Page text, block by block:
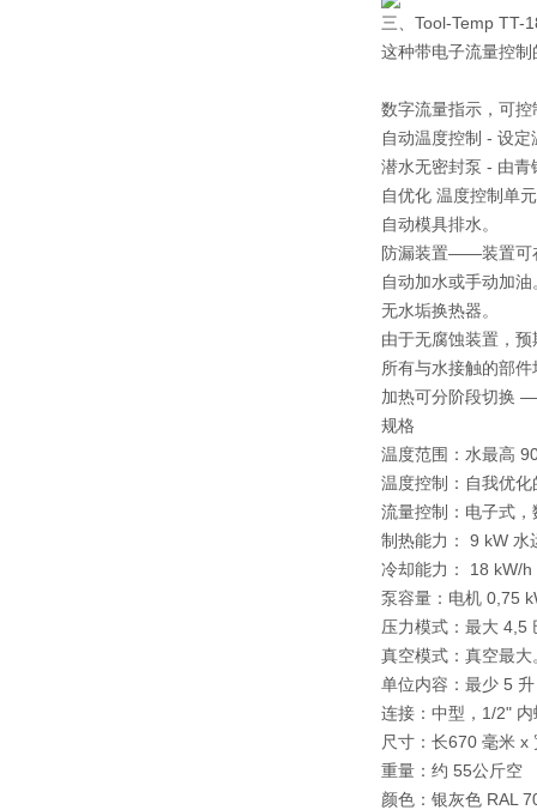
三、Tool-Temp TT-
这种带电子流量控
数字流量指示，可
自动温度控制 - 设
潜水无密封泵 - 由青
自优化 温度控制单
自动模具排水。
防漏装置——装置可
自动加水或手动加油
无水垢换热器。
由于无腐蚀装置，
所有与水接触的部
加热可分阶段切换
规格
温度范围：水最高
温度控制：自我优
流量控制：电子式
制热能力： 9 kW 水
冷却能力： 18 kW/h
泵容量：电机 0,75
压力模式：最大 4,5
真空模式：真空最
单位内容：最少 5
连接：中型，1/2"
尺寸：长670 毫米 x
重量：约 55公斤空
颜色：银灰色 RAL